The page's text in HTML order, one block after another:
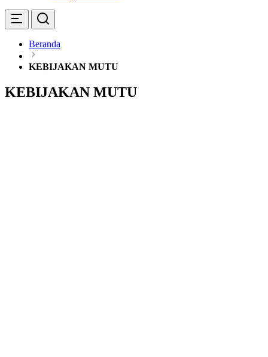
Beranda
KEBIJAKAN MUTU
KEBIJAKAN MUTU